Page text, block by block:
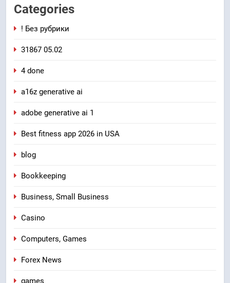
Categories
! Без рубрики
31867 05.02
4 done
a16z generative ai
adobe generative ai 1
Best fitness app 2026 in USA
blog
Bookkeeping
Business, Small Business
Casino
Computers, Games
Forex News
games